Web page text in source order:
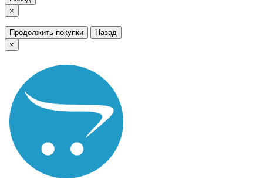
×
Продолжить покупки
Назад
×